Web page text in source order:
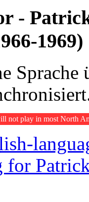
-
1969)
Sprache
not play in most North
for